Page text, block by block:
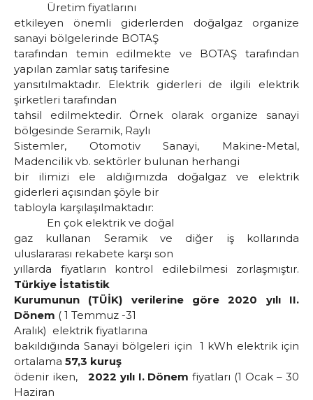
Üretim fiyatlarını
etkileyen önemli giderlerden doğalgaz organize
sanayi bölgelerinde BOTAŞ
tarafından temin edilmekte ve BOTAŞ tarafından
yapılan zamlar satış tarifesine
yansıtılmaktadır. Elektrik giderleri de ilgili elektrik
şirketleri tarafından
tahsil edilmektedir. Örnek olarak organize sanayi
bölgesinde Seramik, Raylı
Sistemler, Otomotiv Sanayi, Makine-Metal,
Madencilik vb. sektörler bulunan herhangi
bir ilimizi ele aldığımızda doğalgaz ve elektrik
giderleri açısından şöyle bir
tabloyla karşılaşılmaktadır:
En çok elektrik ve doğal
gaz kullanan Seramik ve diğer iş kollarında
uluslararası rekabete karşı son
yıllarda fiyatların kontrol edilebilmesi zorlaşmıştır.
Türkiye İstatistik
Kurumunun (TÜİK) verilerine göre
2020 yılı II.
Dönem ( 1 Temmuz -31
Aralık) elektrik fiyatlarına
bakıldığında Sanayi bölgeleri için 1 kWh elektrik için
ortalama 57,3 kuruş
ödenir iken, 2022 yılı I. Dönem fiyatları (1 Ocak – 30
Haziran